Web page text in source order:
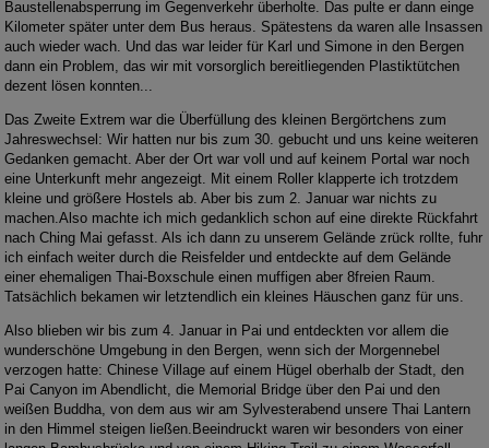
Baustellenabsperrung im Gegenverkehr überholte. Das pulte er dann einge
Kilometer später unter dem Bus heraus. Spätestens da waren alle Insassen
auch wieder wach. Und das war leider für Karl und Simone in den Bergen
dann ein Problem, das wir mit vorsorglich bereitliegenden Plastiktütchen
dezent lösen konnten...
Das Zweite Extrem war die Überfüllung des kleinen Bergörtchens zum
Jahreswechsel: Wir hatten nur bis zum 30. gebucht und uns keine weiteren
Gedanken gemacht. Aber der Ort war voll und auf keinem Portal war noch
eine Unterkunft mehr angezeigt. Mit einem Roller klapperte ich trotzdem
kleine und größere Hostels ab. Aber bis zum 2. Januar war nichts zu
machen.Also machte ich mich gedanklich schon auf eine direkte Rückfahrt
nach Ching Mai gefasst. Als ich dann zu unserem Gelände zrück rollte, fuhr
ich einfach weiter durch die Reisfelder und entdeckte auf dem Gelände
einer ehemaligen Thai-Boxschule einen muffigen aber 8freien Raum.
Tatsächlich bekamen wir letztendlich ein kleines Häuschen ganz für uns.
Also blieben wir bis zum 4. Januar in Pai und entdeckten vor allem die
wunderschöne Umgebung in den Bergen, wenn sich der Morgennebel
verzogen hatte: Chinese Village auf einem Hügel oberhalb der Stadt, den
Pai Canyon im Abendlicht, die Memorial Bridge über den Pai und den
weißen Buddha, von dem aus wir am Sylvesterabend unsere Thai Lantern
in den Himmel steigen ließen.Beeindruckt waren wir besonders von einer